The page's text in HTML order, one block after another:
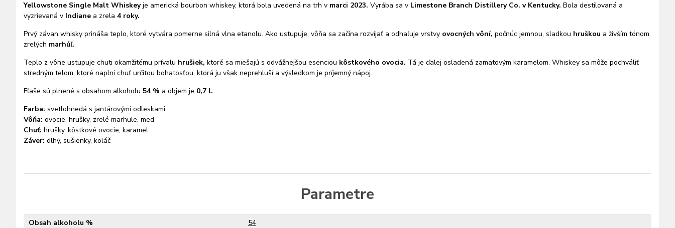
Yellowstone Single Malt Whiskeyje americká bourbon whiskey, ktorá bola uvedená na trh v marci 2023. Vyrába sa v Limestone Branch Distillery Co. v Kentucky. Bola destilovaná a
vyzrievaná v Indiane a zrela 4 roky.
Prvý závan whisky prináša teplo, ktoré vytvára pomerne silná vlna etanolu. Ako ustupuje, vôňa sa začína rozvíjať a odhaľuje vrstvy ovocných vôní, počnúc jemnou, sladkou hruškou a živším tónom
zrelých marhúľ.
Teplo z vône ustupuje chuti okamžitému prívalu hrušiek, ktoré sa miešajú s odvážnejšou esenciou kôstkového ovocia. Tá je ďalej osladená zamatovým karamelom. Whiskey sa môže pochváliť
stredným telom, ktoré naplní chuť určitou bohatosťou, ktorá ju však neprehluší a výsledkom je príjemný nápoj.
Fľaše sú plnené s obsahom alkoholu 54 % a objem je 0,7 l.
Farba: svetlohnedá s jantárovými odleskami
Vôňa: ovocie, hrušky, zrelé marhule, med
Chuť: hrušky, kôstkové ovocie, karamel
Záver: dlhý, sušienky, koláč
Parametre
Obsah alkoholu %
54